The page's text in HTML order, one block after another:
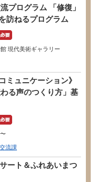
プログラム 「修復」
訪ねるプログラム
現代美術ギャラリー
ミュニケーション》
る声のつくり方」基
流課
ート＆ふれあいまつ